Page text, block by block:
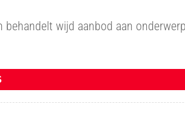
behandelt wijd aanbod aan